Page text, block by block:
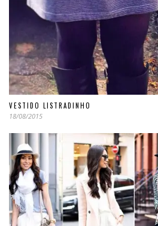
VESTIDO LISTRADINHO
18/08/2015